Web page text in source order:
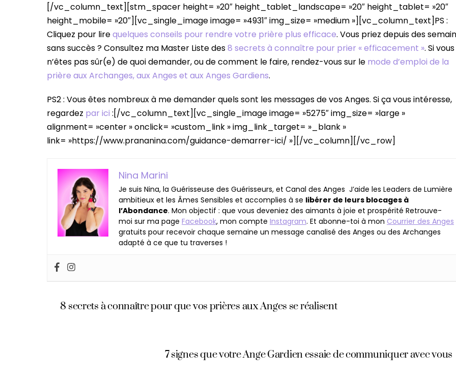
[/vc_column_text][stm_spacer height= »20″ height_tablet_landscape= »20″ height_tablet= »20″
height_mobile= »20″][vc_single_image image= »4931″ img_size= »medium »][vc_column_text]PS :
Cliquez pour lirequelques conseils pour rendre votre prière plus efficace. Vous priez depuis des
sans succès ? Consultez ma Master Liste des8 secrets à connaître pour prier « efficacement ». Si vous
n’êtes pas sûr(e) de quoi demander, ou de comment le faire, rendez-vous sur le mode d’emploi de la
prière aux Archanges, aux Anges et aux Anges Gardiens.
PS2 : Vous êtes nombreux à me demander quels sont les messages de vos Anges. Si ça vous intéresse,
regardez par ici :[/vc_column_text][vc_single_image image= »5275″ img_size= »large »
alignment= »center » onclick= »custom_link » img_link_target= »_blank »
link= »https://www.prananina.com/guidance-demarrer-ici/ »][/vc_column][/vc_row]
Nina Marini
Je suis Nina, la Guérisseuse des Guérisseurs, et Canal des Anges J’aide les Leaders de Lumière
ambitieux et les Âmes Sensibles et accomplies à se libérer de leurs blocages à
l’Abondance. Mon objectif : que vous deveniez des aimants à joie et prospérité Retrouve-
moi sur ma page Facebook, mon compte Instagram. Et abonne-toi à mon Courrier des Anges
gratuits pour recevoir chaque semaine un message canalisé des Anges ou des Archanges
adapté à ce que tu traverses !
8 secrets à connaître pour que vos prières aux Anges se réalisent
7 signes que votre Ange Gardien essaie de communiquer avec vous